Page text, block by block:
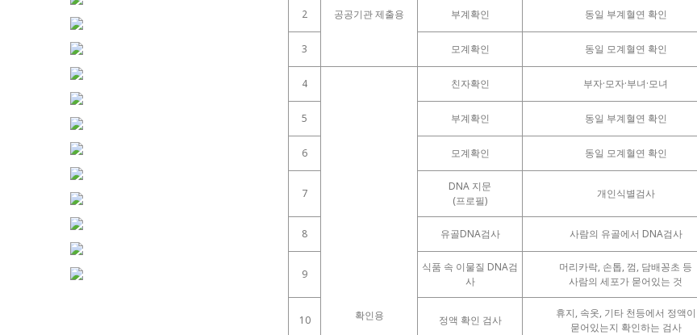
공공기관 제출용
2 부계확인 동일 부계혈연 확인
3 모계확인 동일 모계혈연 확인
4
확인용
친자확인 부자·모자·부녀·모녀
5 부계확인 동일 부계혈연 확인
6 모계확인 동일 모계혈연 확인
7
DNA 지문
(프로필)
개인식별검사
8 유골DNA검사 사람의 유골에서 DNA검사
9
식품 속 이물질 DNA검
사
머리카락, 손톱, 껌, 담배꽁초 등
사람의 세포가 묻어있는 것
10 정액 확인 검사
휴지, 속옷, 기타 천등에서 정액이
묻어있는지 확인하는 검사